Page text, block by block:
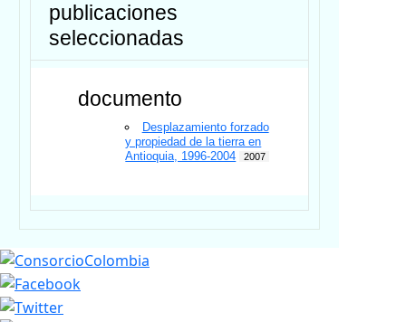
publicaciones
seleccionadas
documento
Desplazamiento forzado
y propiedad de la tierra en
Antioquia, 1996-2004
2007